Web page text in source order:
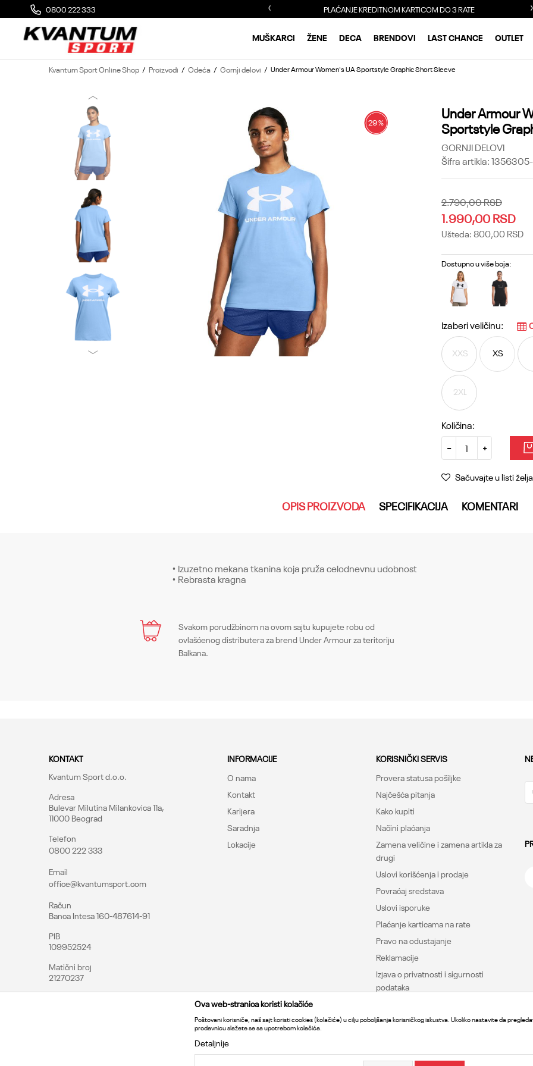
0800 222 333
MOGUĆA ZAMENA 14 DANA OD DOSTAVE PLAĆANJE KREDITNOM KARTICOM DO 3 RATE
MUŠKARCI ŽENE DECA BRENDOVI LAST CHANCE OUTLET
Kvantum Sport Online Shop Proizvodi Odeća Gornji delovi Under Armour Women's UA Sportstyle Graphic Short Sleeve
29%
Under Armour
Sportstyle
GORNJI DELOVI
Šifra artikla:
2.790,00RSD
1.990,00RSD
Ušteda: 800,00 RSD
Dostupno u više boja:
Izaberi veličinu:
XXS XS
2XL
Količina:
Sačuvajte u listi želja
OPIS PROIZVODA SPECIFIKACIJA KOMENTARI
• Izuzetno mekana tkanina koja pruža celodnevnu udobnost
• Rebrasta kragna
Kategorija
Pol
Pošalji
Svakom porudžbinom na ovom sajtu kupujete robu od
ovlašćenog distributera za brend Under Armour za teritoriju
Balkana.
KONTAKT
Kvantum Sport d.o.o.
Adresa
Bulevar Milutina Milankovica 11a,
11000 Beograd
Telefon
0800 222 333
Email
office@kvantumsport.com
Račun
Banca Intesa 160-487614-91
PIB
109952524
Matični broj
21270237
INFORMACIJE
O nama
Kontakt
Karijera
Saradnja
Lokacije
KORISNIČKI SERVIS
Provera statusa pošiljke
Najčešća pitanja
Kako kupiti
Načini plaćanja
Zamena veličine i zamena artikla za
drugi
Uslovi korišćenja i prodaje
Povraćaj sredstava
Uslovi isporuke
Plaćanje karticama na rate
Pravo na odustajanje
Reklamacije
Izjava o privatnosti i sigurnosti
podataka
Ova web-stranica koristi kolačiće
Poštovani korisniče, naš sajt koristi cookies (kolačiće) u cilju poboljšanja korisničkog iskustva. Ukoliko nastavite da
prodavnicu slažete se sa upotrebom kolačića.
Detaljnije